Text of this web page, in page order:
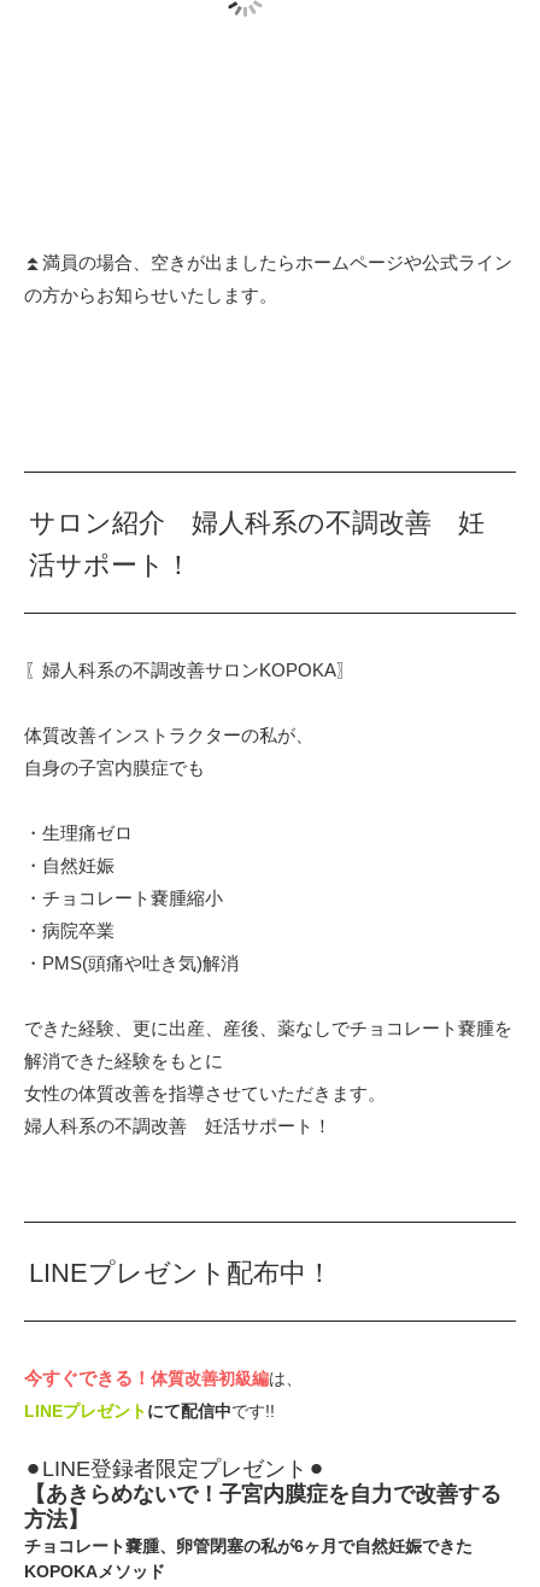
⏫満員の場合、空きが出ましたらホームページや公式ライン
の方からお知らせいたします。
サロン紹介 婦人科系の不調改善 妊
活サポート！
〖婦人科系の不調改善サロンKOPOKA〗⁡
体質改善インストラクターの私が、⁡
自身の子宮内膜症でも⁡
・生理痛ゼロ⁡
・自然妊娠⁡
・チョコレート嚢腫縮小⁡
・病院卒業⁡
・PMS(頭痛や吐き気)解消⁡
できた経験、更に出産、産後、薬なしでチョコレート嚢腫を
解消できた経験をもとに⁡
女性の体質改善を指導させていただきます。⁡
⁡婦人科系の不調改善 妊活サポート！
LINEプレゼント配布中！
今すぐできる！⁡ 体質改善初級編は、
LINEプレゼントにて配信中です!!
⚫︎LINE登録者限定プレゼント⚫︎
【あきらめないで！子宮内膜症を自力で改善する
方法】⁡
チョコレート嚢腫、卵管閉塞の私が6ヶ月で自然妊娠できた
KOPOKAメソッド